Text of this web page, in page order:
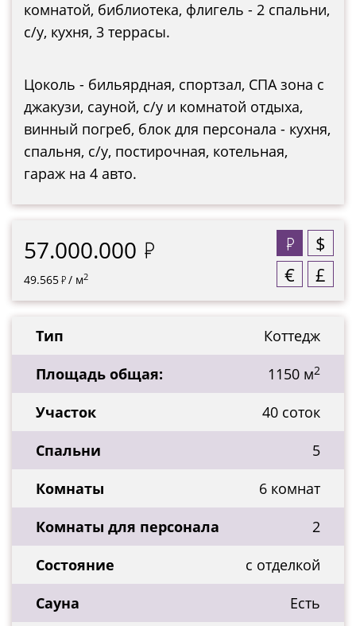
комнатой, библиотека, флигель - 2 спальни,
с/у, кухня, 3 террасы.
Цоколь - бильярдная, спортзал, СПА зона с
джакузи, сауной, с/у и комнатой отдыха,
винный погреб, блок для персонала - кухня,
спальня, с/у, постирочная, котельная,
гараж на 4 авто.
$
£
€
57.000.000
49.565 / м2
Тип
Коттедж
Площадь общая:
1150 м2
Участок
40 соток
Спальни
5
Комнаты
6 комнат
Комнаты для персонала
2
Состояние
с отделкой
Сауна
Есть